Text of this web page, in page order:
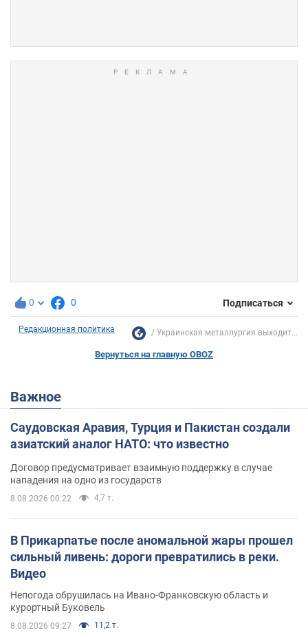
0 0 Подписаться
Редакционная политика Украинская металлургия выходит...
Вернуться на главную OBOZ
Важное
Саудовская Аравия, Турция и Пакистан создали
азиатский аналог НАТО: что известно
Договор предусматривает взаимную поддержку в случае
нападения на одно из государств
8.08.2026 00:22 4,7 т.
В Прикарпатье после аномальной жары прошел
сильный ливень: дороги превратились в реки.
Видео
Непогода обрушилась на Ивано-Франковскую область и
курортный Буковель
8.08.2026 09:27 11,2 т.